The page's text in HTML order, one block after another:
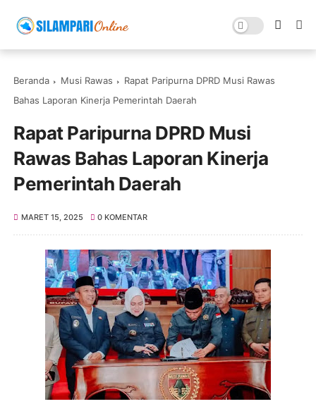
Beranda Musi Rawas
Rapat Paripurna DPRD Musi Rawas
Bahas Laporan Kinerja Pemerintah Daerah
Rapat Paripurna DPRD Musi
Rawas Bahas Laporan Kinerja
Pemerintah Daerah
MARET 15, 2025 0 KOMENTAR